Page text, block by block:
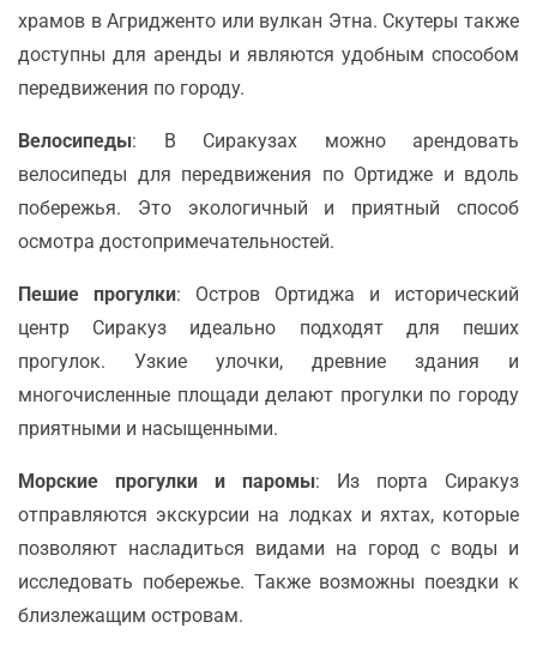
храмов в Агридженто или вулкан Этна. Скутеры также
доступны для аренды и являются удобным способом
передвижения по городу.
Велосипеды: В Сиракузах можно арендовать
велосипеды для передвижения по Ортидже и вдоль
побережья. Это экологичный и приятный способ
осмотра достопримечательностей.
Пешие прогулки: Остров Ортиджа и исторический
центр Сиракуз идеально подходят для пеших
прогулок. Узкие улочки, древние здания и
многочисленные площади делают прогулки по городу
приятными и насыщенными.
Морские прогулки и паромы: Из порта Сиракуз
отправляются экскурсии на лодках и яхтах, которые
позволяют насладиться видами на город с воды и
исследовать побережье. Также возможны поездки к
близлежащим островам.